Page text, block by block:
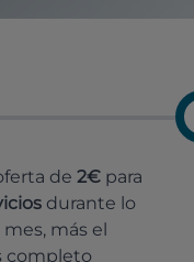
de 2€ para
durante lo
más el
completo